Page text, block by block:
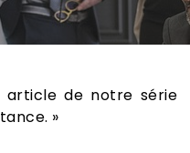
article de notre série
»